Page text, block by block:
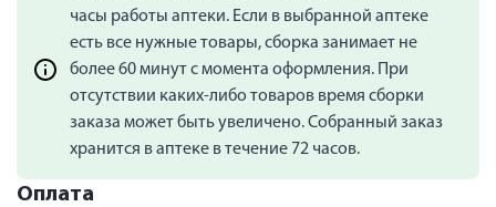
часы работы аптеки. Если в выбранной аптеке
есть все нужные товары, сборка занимает не
более 60 минут с момента оформления. При
отсутствии каких-либо товаров время сборки
заказа может быть увеличено. Собранный заказ
хранится в аптеке в течение 72 часов.
Оплата